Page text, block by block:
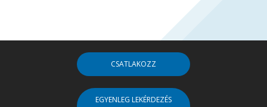
CSATLAKOZZ
EGYENLEG LEKÉRDEZÉS